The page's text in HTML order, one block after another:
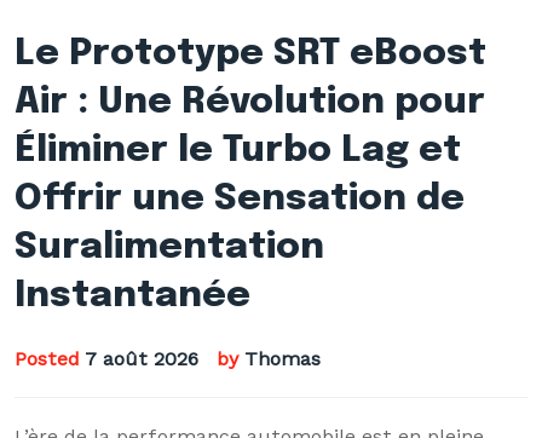
Le Prototype SRT eBoost
Air : Une Révolution pour
Éliminer le Turbo Lag et
Offrir une Sensation de
Suralimentation
Instantanée
Posted 7 août 2026 by Thomas